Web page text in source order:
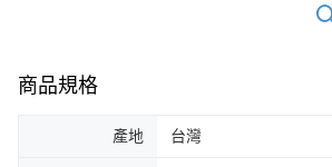
商品規格
產地 台灣